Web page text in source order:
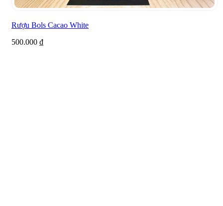
Rượu Bols Cacao White
500.000 ₫